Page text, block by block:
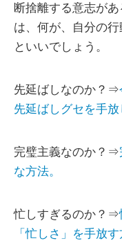
断捨離する意志が
は、何が、自分の
といいでしょう。
先延ばしなのか？⇒
先延ばしグセを手
完璧主義なのか？⇒
な方法。
忙しすぎるのか？⇒
「忙しさ」を手放